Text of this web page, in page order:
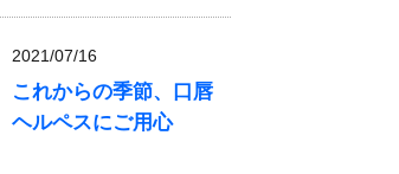
2021/07/16
これからの季節、口唇
ヘルペスにご用心